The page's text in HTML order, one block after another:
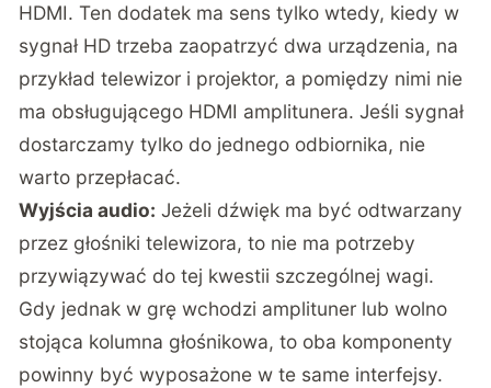
HDMI. Ten dodatek ma sens tylko wtedy, kiedy w
sygnał HD trzeba zaopatrzyć dwa urządzenia, na
przykład telewizor i projektor, a pomiędzy nimi nie
ma obsługującego HDMI amplitunera. Jeśli sygnał
dostarczamy tylko do jednego odbiornika, nie
warto przepłacać.
Wyjścia audio: Jeżeli dźwięk ma być odtwarzany
przez głośniki telewizora, to nie ma potrzeby
przywiązywać do tej kwestii szczególnej wagi.
Gdy jednak w grę wchodzi amplituner lub wolno
stojąca kolumna głośnikowa, to oba komponenty
powinny być wyposażone w te same interfejsy.